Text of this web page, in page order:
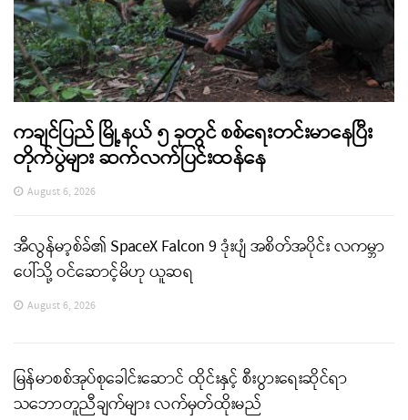
ကချင်ပြည် မြို့နယ် ၅ ခုတွင် စစ်ရေးတင်းမာနေပြီး
တိုက်ပွဲများ ဆက်လက်ပြင်းထန်နေ
August 6, 2026
အီလွန်မာ့စ်ခ်၏ SpaceX Falcon 9 ဒုံးပျံ အစိတ်အပိုင်း လကမ္ဘာ
ပေါ်သို့ ဝင်ဆောင့်မိဟု ယူဆရ
August 6, 2026
မြန်မာစစ်အုပ်စုခေါင်းဆောင် ထိုင်းနှင့် စီးပွားရေးဆိုင်ရာ
သဘောတူညီချက်များ လက်မှတ်ထိုးမည်